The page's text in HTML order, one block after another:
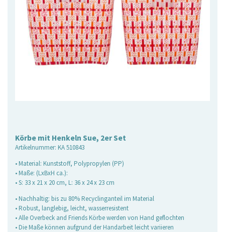
Körbe mit Henkeln Sue, 2er Set
Artikelnummer: KA 510843
• Material: Kunststoff, Polypropylen (PP)
• Maße: (LxBxH ca.):
• S: 33 x 21 x 20 cm, L: 36 x 24 x 23 cm
• Nachhaltig: bis zu 80% Recyclinganteil im Material
• Robust, langlebig, leicht, wasserresistent
• Alle Overbeck and Friends Körbe werden von Hand geflochten
• Die Maße können aufgrund der Handarbeit leicht variieren